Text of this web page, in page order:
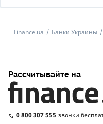
Finance.ua Банки Украины
Рассчитывайте на
0 800 307 555 звонки